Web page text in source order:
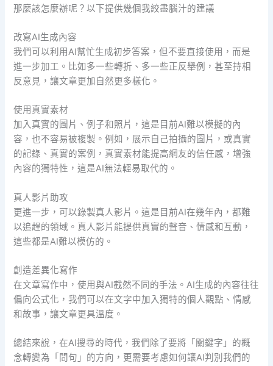
那麼該怎麼辦呢？以下提供幾個我絞盡腦汁的建議
改寫AI生成內容
我們可以利用AI幫忙生成初步答案，但不要直接使用，而是
進一步加工。比如多一些轉折、多一些正反舉例，甚至持相
反意見，讓文章更加自然更多樣化。
使用真實素材
加入真實的圖片、例子和照片，這是目前AI難以模擬的內
容，也不容易被複製。例如，展示自己拍攝的圖片，或真實
的記錄、真實的案例，真實素材能提高網友的信任感，增強
內容的獨特性，這是AI無法輕易取代的。
真人影片助攻
更進一步，可以錄製真人影片。這是目前AI在幾年內，都難
以追趕的領域。真人影片能提供真實的聲音、情感和互動，
這些都是AI難以模仿的。
創造差異化寫作
在文章寫作中，使用與AI截然不同的手法。AI生成的內容往往
偏向公式化，我們可以在文字中加入獨特的個人觀點、情感
和故事，讓文章更具溫度。
總結來說，在AI搜尋的時代，我們除了要將「關鍵字」的概
念轉變為「問句」的方向，更需要考慮如何讓AI判別我們的